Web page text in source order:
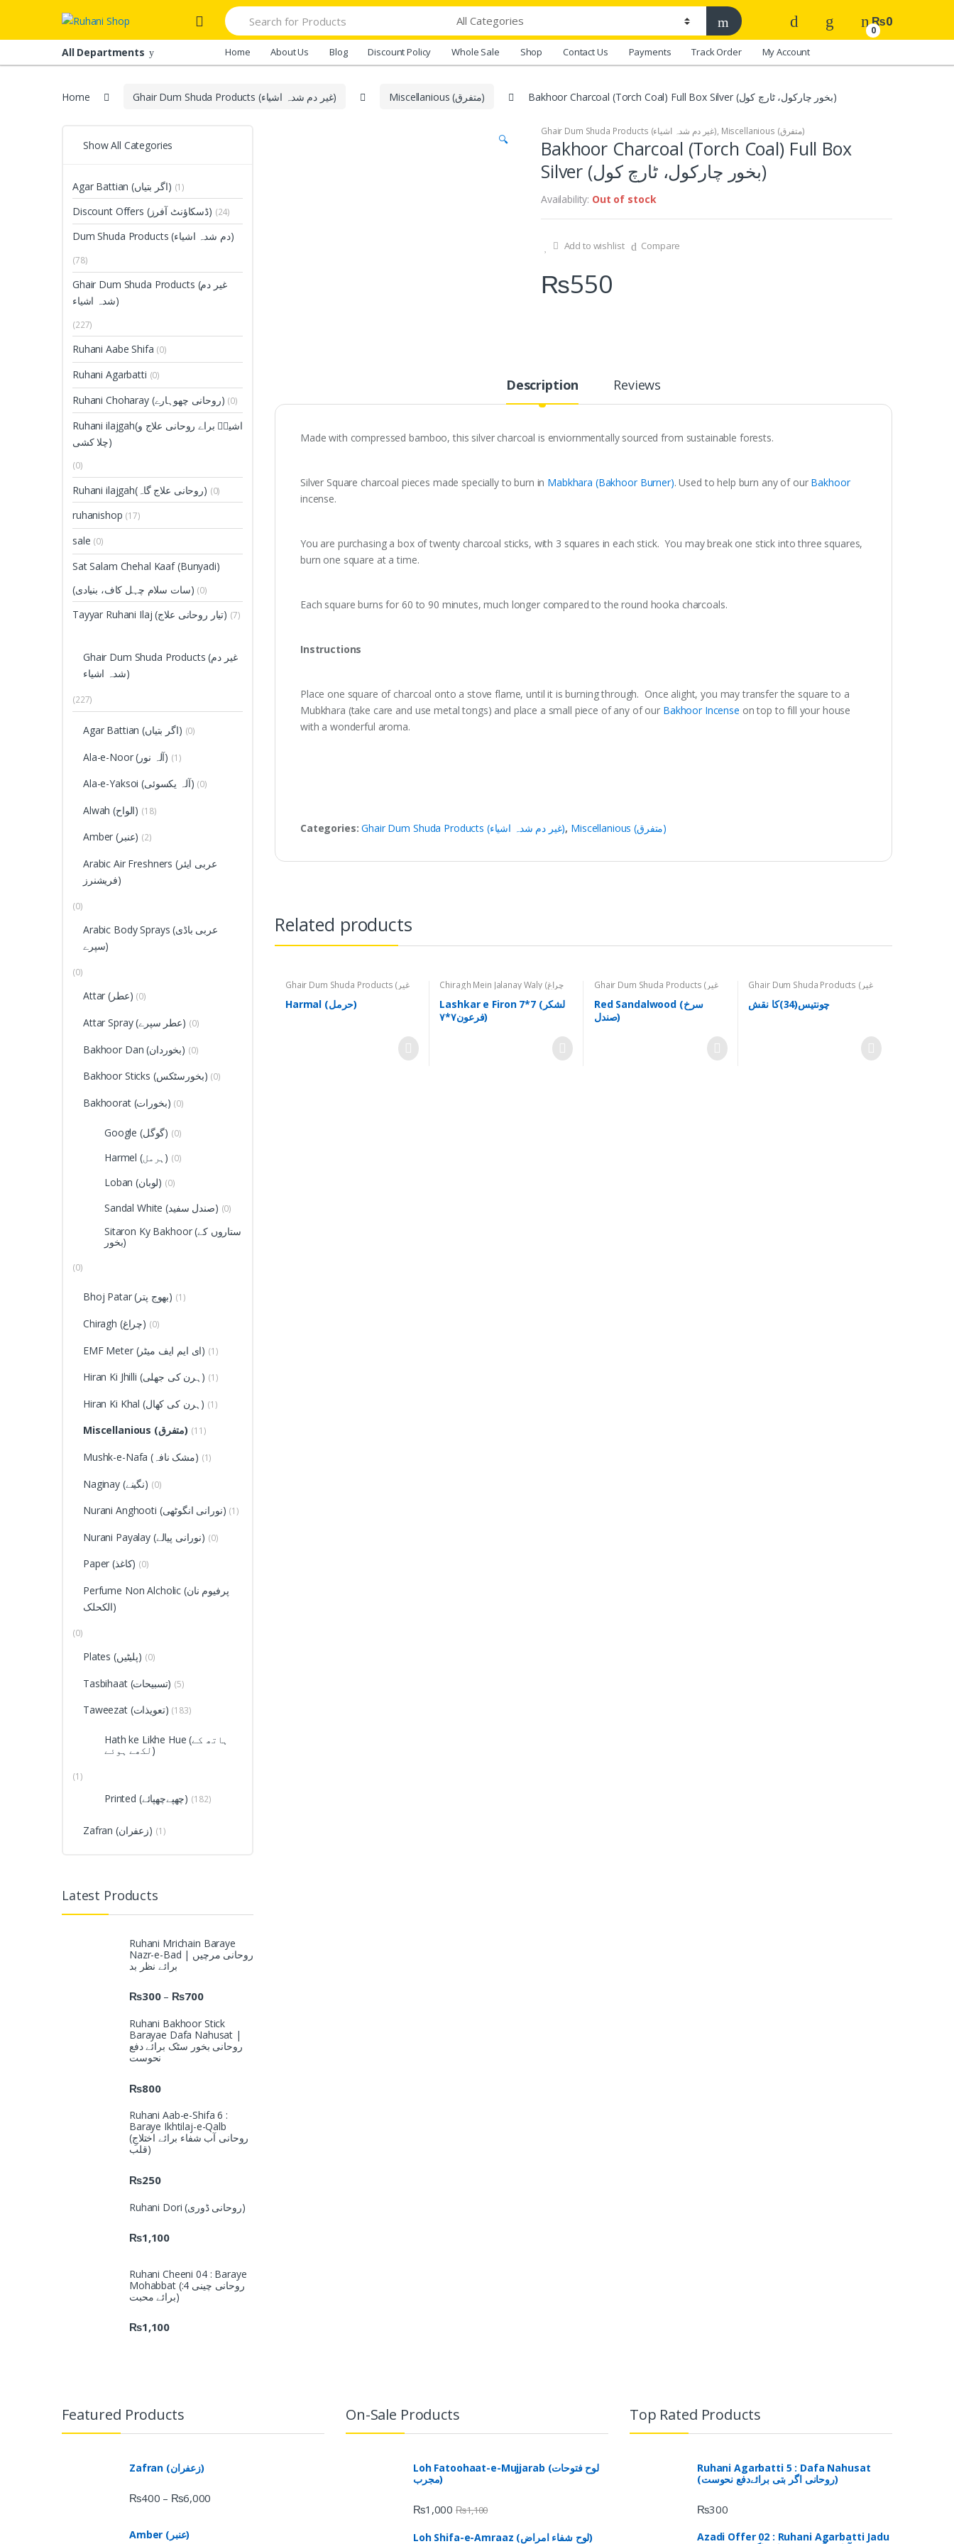
navigation
content
Search
for:
0
₨0
All Departments Home About Us Blog Discount Policy Whole Sale Shop Contact Us Payments Track Order My Account
Home Ghair Dum Shuda Products (غیر دم شدہ اشیاء) Miscellanious (متفرق) Bakhoor Charcoal (Torch Coal) Full Box Silver (بخور چارکول، ٹارچ کول)
🔍
Ghair Dum Shuda Products (غیر دم شدہ اشیاء), Miscellanious (متفرق)
Bakhoor Charcoal (Torch Coal) Full Box
Silver (بخور چارکول، ٹارچ کول)
Availability: Out of stock
Add to wishlist Compare
₨550
Description Reviews
Made with compressed bamboo, this silver charcoal is enviornmentally sourced from sustainable forests.
Silver Square charcoal pieces made specially to burn in Mabkhara (Bakhoor Burner). Used to help burn any of our Bakhoor
incense.
You are purchasing a box of twenty charcoal sticks, with 3 squares in each stick. You may break one stick into three squares,
burn one square at a time.
Each square burns for 60 to 90 minutes, much longer compared to the round hooka charcoals.
Instructions
Place one square of charcoal onto a stove flame, until it is burning through. Once alight, you may transfer the square to a
Mubkhara (take care and use metal tongs) and place a small piece of any of our Bakhoor Incense on top to fill your house
with a wonderful aroma.
Categories: Ghair Dum Shuda Products (غیر دم شدہ اشیاء), Miscellanious (متفرق)
Related products
Ghair Dum Shuda Products (غیر
(متفرق) Harmal (حرمل)
Chiragh Mein Jalanay Waly (چراغ
,Ghair Dum Shuda
Products (غیر دم شدہ اشیاء) ,
Others (دیگر) ,
Lashkar e Firon 7*7 (لشکر
فرعون۷*۷)
Ghair Dum Shuda Products (غیر
(متفرق)
Red Sandalwood (سرخ
صندل)
Ghair Dum Shuda Products (غیر
Ruhani Darsgah Amals (روحانی
درسگاہ اعمال),Sat Salam Chahal
چونتیس(34)کا نقش
Show All Categories
Agar Battian (اگر بتیاں) (1)
Discount Offers (ڈسکاؤنٹ آفرز) (24)
Dum Shuda Products (دم شدہ اشیاء)
(78)
Ghair Dum Shuda Products (غیر دم
شدہ اشیاء)
(227)
Ruhani Aabe Shifa (0)
Ruhani Agarbatti (0)
Ruhani Choharay (روحانی چھوہارے) (0)
Ruhani ilajgah(اشیاؑ براے روحانی علاج و
چلا کشی)
(0)
Ruhani ilajgah(روحانی علاج گاہ) (0)
ruhanishop (17)
sale (0)
Sat Salam Chehal Kaaf (Bunyadi)
(سات سلام چہل کاف، بنیادی) (0)
Tayyar Ruhani Ilaj (تیار روحانی علاج) (7)
Ghair Dum Shuda Products (غیر دم
شدہ اشیاء)
(227)
Agar Battian (اگر بتیاں) (0)
Ala-e-Noor (آلہ نور) (1)
Ala-e-Yaksoi (آلہ یکسوئی) (0)
Alwah (الواح) (18)
Amber (عنبر) (2)
Arabic Air Freshners (عربی ایئر
فریشنرز)
(0)
Arabic Body Sprays (عربی باڈی
سپرے)
(0)
Attar (عطر) (0)
Attar Spray (عطر سپرے) (0)
Bakhoor Dan (بخوردان) (0)
Bakhoor Sticks (بخورسٹکس) (0)
Bakhoorat (بخورات) (0)
Google (گوگل) (0)
Harmel (ہرمل) (0)
Loban (لوبان) (0)
Sandal White (صندل سفید) (0)
Sitaron Ky Bakhoor (ستاروں کے
بخور)
(0)
Bhoj Patar (بھوج پتر) (1)
Chiragh (چراغ) (0)
EMF Meter (ای ایم ایف میٹر) (1)
Hiran Ki Jhilli (ہرن کی جھلی) (1)
Hiran Ki Khal (ہرن کی کھال) (1)
Miscellanious (متفرق) (11)
Mushk-e-Nafa (مشک نافہ) (1)
Naginay (نگینے) (0)
Nurani Anghooti (نورانی انگوٹھی) (1)
Nurani Payalay (نورانی پیالے) (0)
Paper (کاغذ) (0)
Perfume Non Alcholic (پرفیوم نان
الکحلک)
(0)
Plates (پلیٹیں) (0)
Tasbihaat (تسبیحات) (5)
Taweezat (تعویذات) (183)
Hath ke Likhe Hue (ہاتھ کے
لکھے ہوئے)
(1)
Printed (چھپےچھپائے) (182)
Zafran (زعفران) (1)
Latest Products
Ruhani Mrichain Baraye
Nazr-e-Bad | روحانی مرچیں
برائے نظر بد
₨300– ₨700
Ruhani Bakhoor Stick
Barayae Dafa Nahusat |
روحانی بخور سٹک برائے دفع
نحوست
₨800
Ruhani Aab-e-Shifa 6 :
Baraye Ikhtilaj-e-Qalb
(روحانی آب شفاء برائے اختلاجِ
قلب)
₨250
Ruhani Dori (روحانی ڈوری)
₨1,100
Ruhani Cheeni 04 : Baraye
Mohabbat (روحانی چینی 4:
برائے محبت)
₨1,100
Featured Products
Zafran (زعفران)
₨400 – ₨6,000
Amber (عنبر)
On-Sale Products
Loh Fatoohaat-e-Mujjarab (لوح فتوحات
مجرب)
₨1,000 ₨1,100
Loh Shifa-e-Amraaz (لوح شفاء امراض)
Top Rated Products
Ruhani Agarbatti 5 : Dafa Nahusat
(روحانی اگر بتی برائےدفع نحوست)
₨300
Azadi Offer 02 : Ruhani Agarbatti Jadu